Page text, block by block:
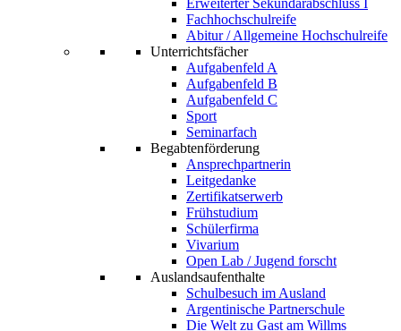
Erweiterter Sekundarabschluss I
Fachhochschulreife
Abitur / Allgemeine Hochschulreife
Unterrichtsfächer
Aufgabenfeld A
Aufgabenfeld B
Aufgabenfeld C
Sport
Seminarfach
Begabtenförderung
Ansprechpartnerin
Leitgedanke
Zertifikatserwerb
Frühstudium
Schülerfirma
Vivarium
Open Lab / Jugend forscht
Auslandsaufenthalte
Schulbesuch im Ausland
Argentinische Partnerschule
Die Welt zu Gast am Willms